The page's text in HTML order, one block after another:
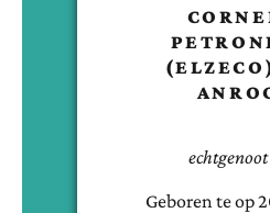
Geboren teop